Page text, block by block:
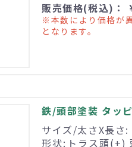
販売価格(税込)：
※本数により価格が
となります。
鉄/頭部塗装 タッ
サイズ/太さX長さ:
形状:トラス頭(+)